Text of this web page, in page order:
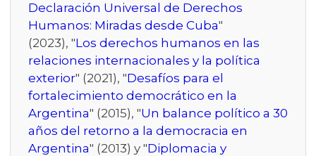
Declaración Universal de Derechos
Humanos: Miradas desde Cuba"
(2023), "Los derechos humanos en las
relaciones internacionales y la política
exterior" (2021), "Desafíos para el
fortalecimiento democrático en la
Argentina" (2015), "Un balance político a 30
años del retorno a la democracia en
Argentina" (2013) y "Diplomacia y